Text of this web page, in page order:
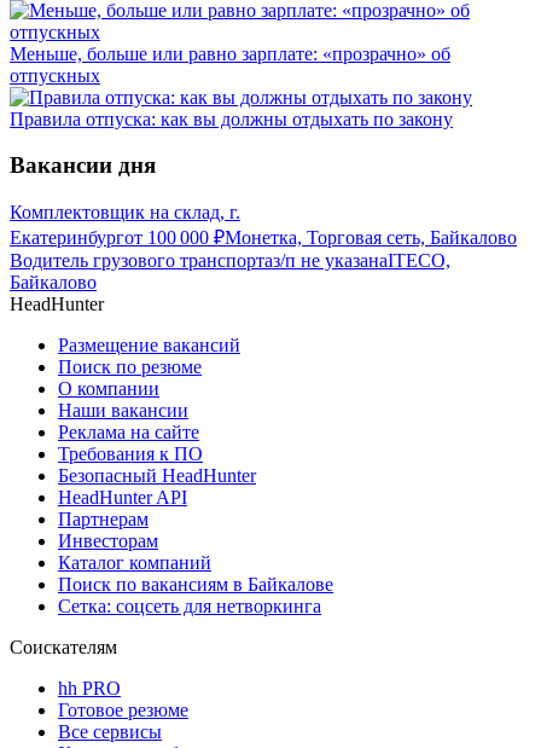
Меньше, больше или равно зарплате: «прозрачно» об
отпускных
Правила отпуска: как вы должны отдыхать по закону
Вакансии дня
Комплектовщик на склад, г.
Екатеринбургот 100 000 ₽Монетка, Торговая сеть, Байкалово
Водитель грузового транспортаз/п не указанаITECO,
Байкалово
HeadHunter
Размещение вакансий
Поиск по резюме
О компании
Наши вакансии
Реклама на сайте
Требования к ПО
Безопасный HeadHunter
HeadHunter API
Партнерам
Инвесторам
Каталог компаний
Поиск по вакансиям в Байкалове
Сетка: соцсеть для нетворкинга
Соискателям
hh PRO
Готовое резюме
Все сервисы